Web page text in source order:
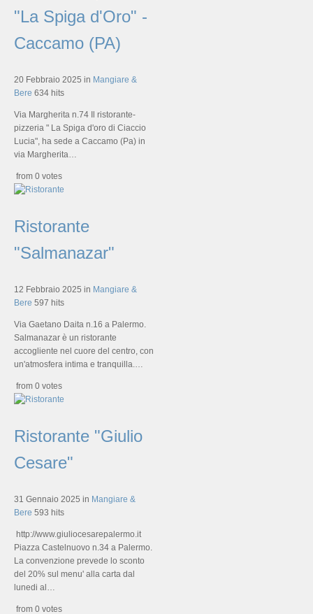
"La Spiga d'Oro" -
Caccamo (PA)
20 Febbraio 2025 in Mangiare &
Bere 634 hits
Via Margherita n.74 Il ristorante-
pizzeria " La Spiga d'oro di Ciaccio
Lucia", ha sede a Caccamo (Pa) in
via Margherita…
from 0 votes
Ristorante
"Salmanazar"
12 Febbraio 2025 in Mangiare &
Bere 597 hits
Via Gaetano Daita n.16 a Palermo.
Salmanazar è un ristorante
accogliente nel cuore del centro, con
un'atmosfera intima e tranquilla.…
from 0 votes
Ristorante "Giulio
Cesare"
31 Gennaio 2025 in Mangiare &
Bere 593 hits
http://www.giuliocesarepalermo.it
Piazza Castelnuovo n.34 a Palermo.
La convenzione prevede lo sconto
del 20% sul menu' alla carta dal
lunedi al…
from 0 votes